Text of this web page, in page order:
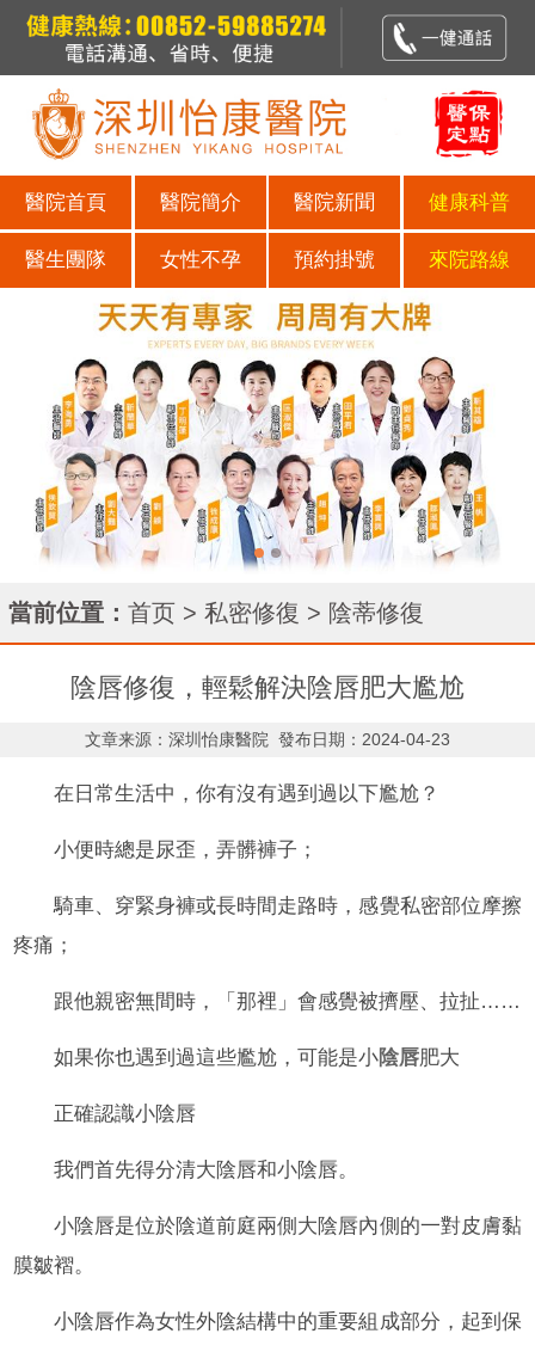
醫院首頁 醫院簡介 醫院新聞 健康科普
醫生團隊 女性不孕 預約掛號 來院路線
當前位置： 首页 > 私密修復 > 陰蒂修復
陰唇修復，輕鬆解決陰唇肥大尷尬
文章来源：深圳怡康醫院 發布日期：2024-04-23
在日常生活中，你有沒有遇到過以下尷尬？
小便時總是尿歪，弄髒褲子；
騎車、穿緊身褲或長時間走路時，感覺私密部位摩擦
疼痛；
跟他親密無間時，「那裡」會感覺被擠壓、拉扯……
如果你也遇到過這些尷尬，可能是小陰唇肥大
正確認識小陰唇
我們首先得分清大陰唇和小陰唇。
小陰唇是位於陰道前庭兩側大陰唇內側的一對皮膚黏
膜皺褶。
小陰唇作為女性外陰結構中的重要組成部分，起到保